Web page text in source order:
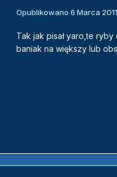
Opublikowano 6 Marca 2011
Tak jak pisał yaro,te
baniak na większy lub